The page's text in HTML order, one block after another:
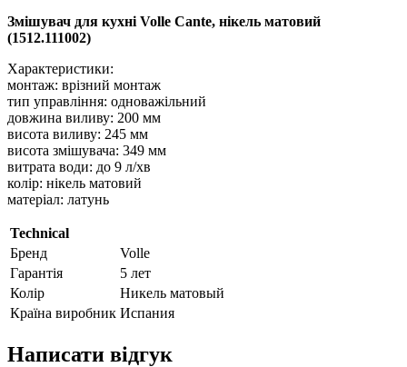
Змішувач для кухні Volle Cante, нікель матовий
(1512.111002)
Характеристики:
монтаж: врізний монтаж
тип управління: одноважільний
довжина виливу: 200 мм
висота виливу: 245 мм
висота змішувача: 349 мм
витрата води: до 9 л/хв
колір: нікель матовий
матеріал: латунь
Technical
Бренд
Volle
Гарантія
5 лет
Колір
Никель матовый
Країна виробник Испания
Написати відгук